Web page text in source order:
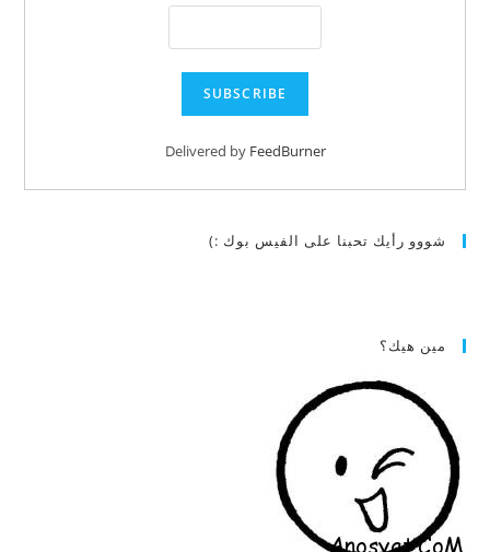
Delivered by FeedBurner
شووو رأيك تحبنا على الفيس بوك :)
مين هيك؟